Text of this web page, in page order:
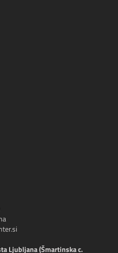
Ljubljana (Šmartinska c.